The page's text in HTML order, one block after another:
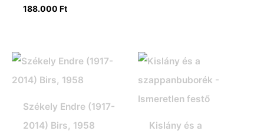
188.000 Ft
Székely Endre (1917-
2014) Birs, 1958
Kislány és a